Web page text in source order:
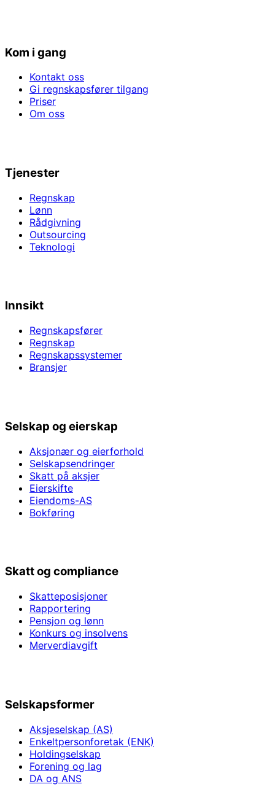
Kom i gang
Kontakt oss
Gi regnskapsfører tilgang
Priser
Om oss
Tjenester
Regnskap
Lønn
Rådgivning
Outsourcing
Teknologi
Innsikt
Regnskapsfører
Regnskap
Regnskapssystemer
Bransjer
Selskap og eierskap
Aksjonær og eierforhold
Selskapsendringer
Skatt på aksjer
Eierskifte
Eiendoms-AS
Bokføring
Skatt og compliance
Skatteposisjoner
Rapportering
Pensjon og lønn
Konkurs og insolvens
Merverdiavgift
Selskapsformer
Aksjeselskap (AS)
Enkeltpersonforetak (ENK)
Holdingselskap
Forening og lag
DA og ANS